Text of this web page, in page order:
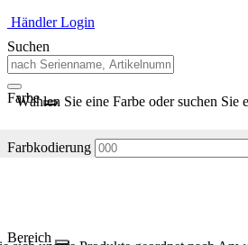
Händler Login
Suchen
Farbe
Wählen Sie eine Farbe oder suchen Sie
Farbkodierung
Bereich